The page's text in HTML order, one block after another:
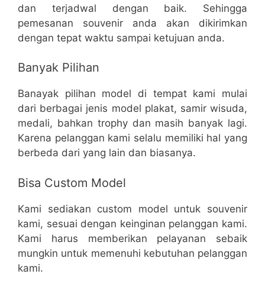
dan terjadwal dengan baik. Sehingga
pemesanan souvenir anda akan dikirimkan
dengan tepat waktu sampai ketujuan anda.
Banyak Pilihan
Banayak pilihan model di tempat kami mulai
dari berbagai jenis model plakat, samir wisuda,
medali, bahkan trophy dan masih banyak lagi.
Karena pelanggan kami selalu memiliki hal yang
berbeda dari yang lain dan biasanya.
Bisa Custom Model
Kami sediakan custom model untuk souvenir
kami, sesuai dengan keinginan pelanggan kami.
Kami harus memberikan pelayanan sebaik
mungkin untuk memenuhi kebutuhan pelanggan
kami.